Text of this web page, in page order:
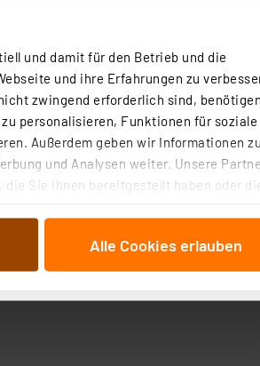
und damit für den Betrieb und die
und ihre Erfahrungen zu
zwingend erforderlich sind,
personalisieren, Funktionen für soziale
Außerdem geben wir Informationen zu
und Analysen weiter. Unsere
Sie ihnen bereitgestellt haben oder
Verarbeitungszwecke (Art. 6
und Anbieter ist durch Klick auf
Alle Cookies erlauben
3-4 Werktage²